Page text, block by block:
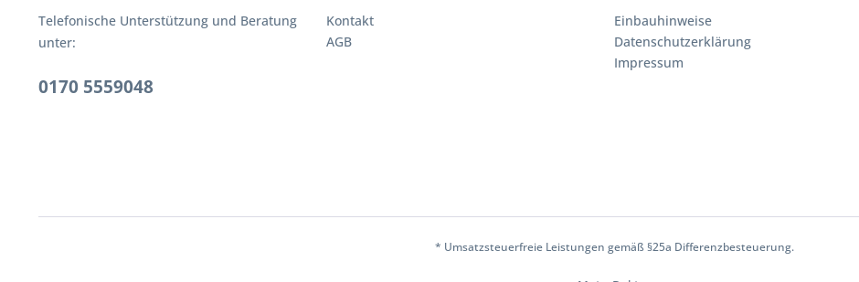
Telefonische Unterstützung und Beratung
unter:
0170 5559048
Kontakt
AGB
Einbauhinweise
Datenschutzerklärung
Impressum
* Umsatzsteuerfreie Leistungen gemäß §25a Differenzbesteuerung.